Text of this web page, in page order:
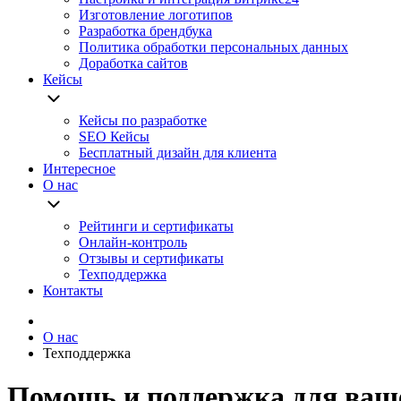
Изготовление логотипов
Разработка брендбука
Политика обработки персональных данных
Доработка сайтов
Кейсы
Кейсы по разработке
SEO Кейсы
Бесплатный дизайн для клиента
Интересное
О нас
Рейтинги и сертификаты
Онлайн-контроль
Отзывы и сертификаты
Техподдержка
Контакты
О нас
Техподдержка